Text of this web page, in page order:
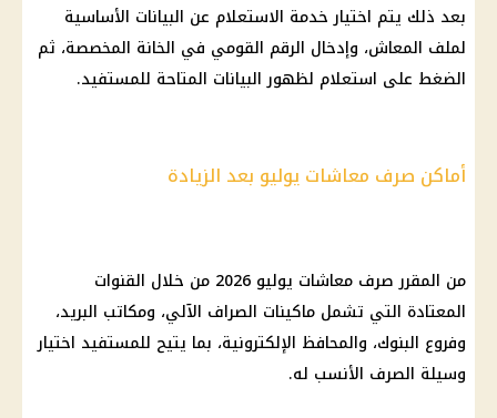
بعد ذلك يتم اختيار خدمة الاستعلام عن البيانات الأساسية
لملف المعاش، وإدخال الرقم القومي في الخانة المخصصة، ثم
الضغط على استعلام لظهور البيانات المتاحة للمستفيد.
أماكن صرف معاشات يوليو بعد الزيادة
من المقرر صرف معاشات يوليو 2026
من خلال القنوات
المعتادة التي تشمل ماكينات الصراف الآلي، ومكاتب البريد،
وفروع البنوك، والمحافظ الإلكترونية، بما يتيح للمستفيد اختيار
وسيلة الصرف الأنسب له.